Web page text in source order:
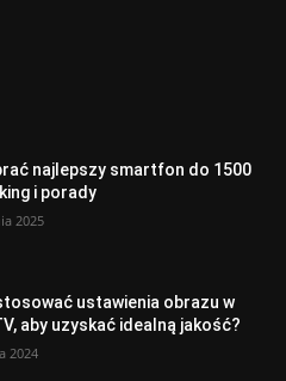
najlepszy smartfon do 1500
i porady
2025
ustawienia obrazu w
aby uzyskać idealną jakość?
2024